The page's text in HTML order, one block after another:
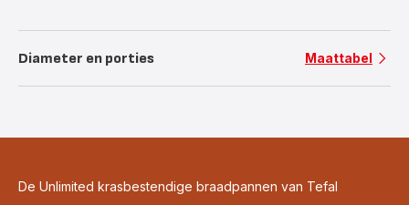
Diameter en porties Maattabel
De Unlimited krasbestendige braadpannen van Tefal